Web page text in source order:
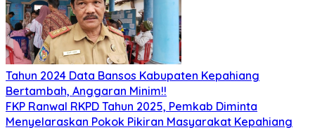
Tahun 2024 Data Bansos Kabupaten Kepahiang
Bertambah, Anggaran Minim!!
FKP Ranwal RKPD Tahun 2025, Pemkab Diminta
Menyelaraskan Pokok Pikiran Masyarakat Kepahiang